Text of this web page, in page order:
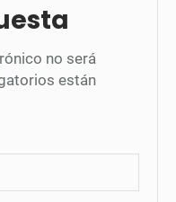
no será
están